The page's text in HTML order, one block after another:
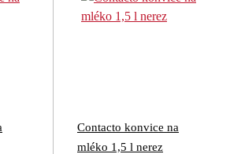
Contacto konvice na
mléko 1,5 l nerez